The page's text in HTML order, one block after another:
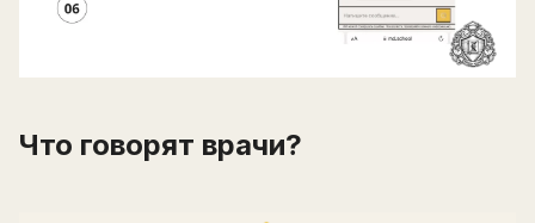
Что говорят врачи?